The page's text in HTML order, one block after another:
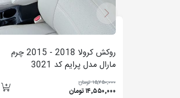
روکش کرولا 2018 - 2015 چرم
مارال مدل پرایم کد 3021
۱۵٬۷۵۰٬۰۰۰ تومان
۱۴٬۵۵۰٬۰۰۰ تومان